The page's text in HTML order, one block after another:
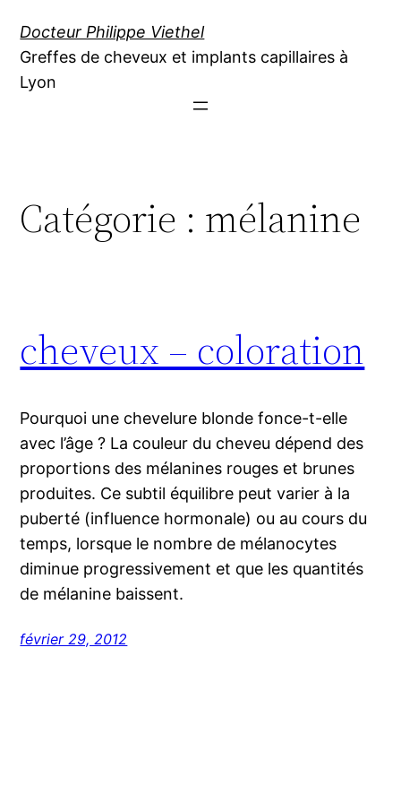
contenu
Docteur Philippe Viethel
Greffes de cheveux et implants capillaires à
Lyon
Catégorie : mélanine
cheveux – coloration
Pourquoi une chevelure blonde fonce-t-elle
avec l’âge ? La couleur du cheveu dépend des
proportions des mélanines rouges et brunes
produites. Ce subtil équilibre peut varier à la
puberté (influence hormonale) ou au cours du
temps, lorsque le nombre de mélanocytes
diminue progressivement et que les quantités
de mélanine baissent.
février 29, 2012